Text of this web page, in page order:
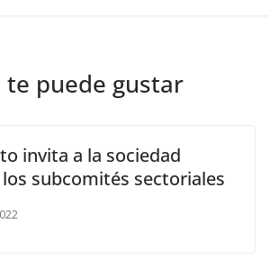
te puede gustar
invita a la sociedad
subcomités sectoriales